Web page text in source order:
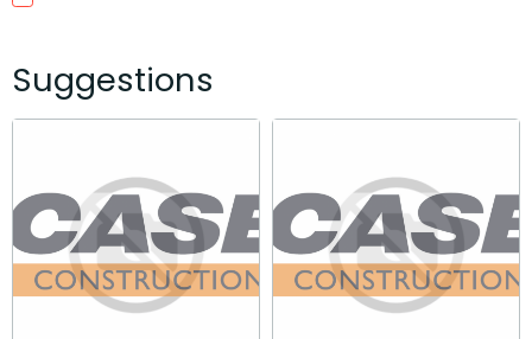
Suggestions